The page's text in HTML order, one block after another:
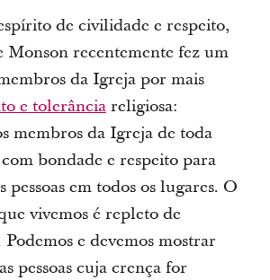
de civilidade e respeito,
Monson recentemente fez um
da Igreja por mais
e tolerânciareligiosa:
membros da Igreja de toda
bondade e respeito para
pessoas em todos os lugares. O
vivemos é repleto de
e devemos mostrar
pessoas cuja crença for